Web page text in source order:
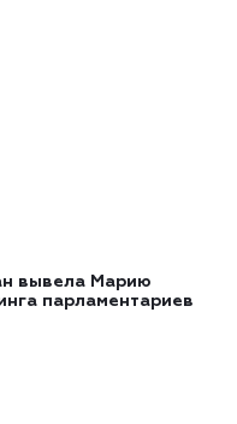
вывела Марию
парламентариев